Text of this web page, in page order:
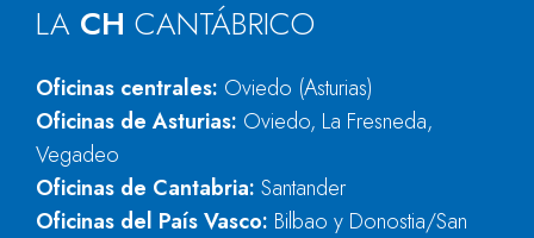
LA CH CANTÁBRICO
Oficinas centrales: Oviedo (Asturias)
Oficinas de Asturias: Oviedo, La Fresneda,
Vegadeo
Oficinas de Cantabria: Santander
Oficinas del País Vasco: Bilbao y Donostia/San